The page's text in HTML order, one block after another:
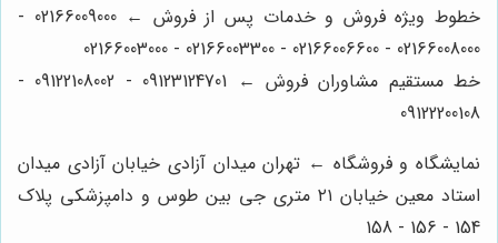
خطوط ویژه فروش و خدمات پس از فروش ← 02166009000 -
02166008000 - 02166006600 - 02166003300 - 02166003000
خط مستقیم مشاوران فروش ← 09123124701 - 09122108002 -
09122200108
نمایشگاه و فروشگاه ← تهران میدان آزادی خیابان آزادی میدان
استاد معین خیابان ۲۱ متری جی بین طوس و دامپزشکی پلاک
154 - 156 - 158